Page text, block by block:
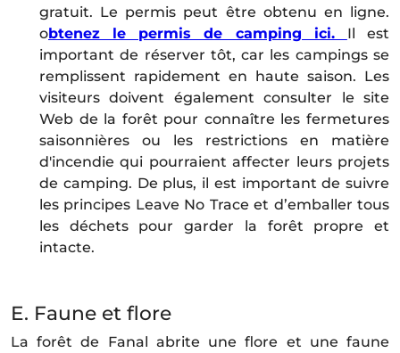
gratuit. Le permis peut être obtenu en ligne.
obtenez le permis de camping ici. Il est
important de réserver tôt, car les campings se
remplissent rapidement en haute saison. Les
visiteurs doivent également consulter le site
Web de la forêt pour connaître les fermetures
saisonnières ou les restrictions en matière
d'incendie qui pourraient affecter leurs projets
de camping. De plus, il est important de suivre
les principes Leave No Trace et d’emballer tous
les déchets pour garder la forêt propre et
intacte.
E. Faune et flore
La forêt de Fanal abrite une flore et une faune